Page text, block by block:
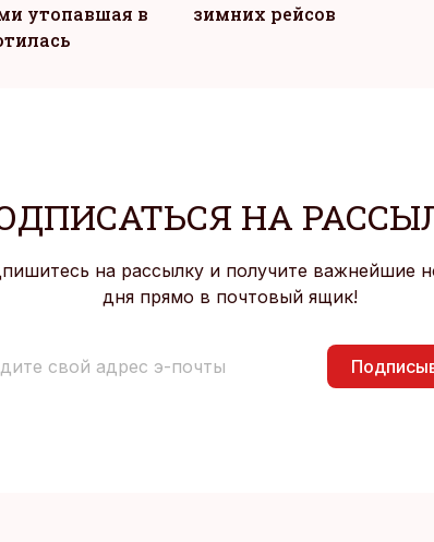
утопавшая в
зимних рейсов
НА
на рассылку и получите важнейшие
дня прямо в почтовый ящик!